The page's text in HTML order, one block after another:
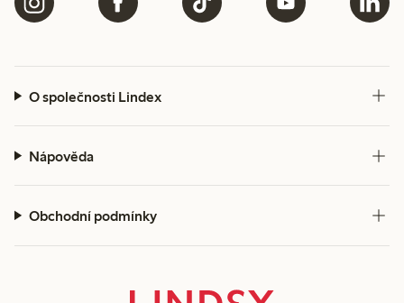
O společnosti Lindex
Nápověda
Obchodní podmínky